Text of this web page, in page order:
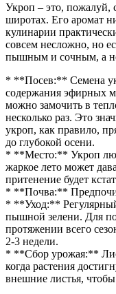
Укроп – это, пожалуй,
широтах. Его аромат
кулинарии
совсем несложно, но
пышным и сочным, а не
* **Посев:** Семена
содержания эфирных
можно замочить в
несколько раз. Это
укроп, как правило,
до глубокой осени.
* **Место:** Укроп
жаркое лето может
притенение будет
* **Почва:**
* **Уход:**
пышной зелени. Для
протяжении всего
2-3 недели.
* **Сбор урожая:**
когда растения
внешние листья,